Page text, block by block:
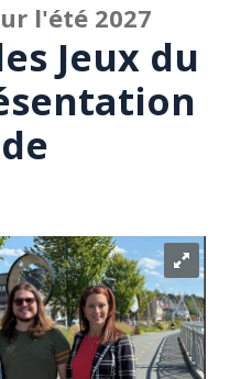
l'été 2027
Jeux du